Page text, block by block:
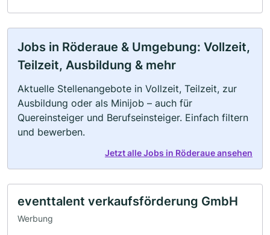
Jobs in Röderaue & Umgebung: Vollzeit,
Teilzeit, Ausbildung & mehr
Aktuelle Stellenangebote in Vollzeit, Teilzeit, zur
Ausbildung oder als Minijob – auch für
Quereinsteiger und Berufseinsteiger. Einfach filtern
und bewerben.
Jetzt alle Jobs in Röderaue ansehen
eventtalent verkaufsförderung GmbH
Werbung